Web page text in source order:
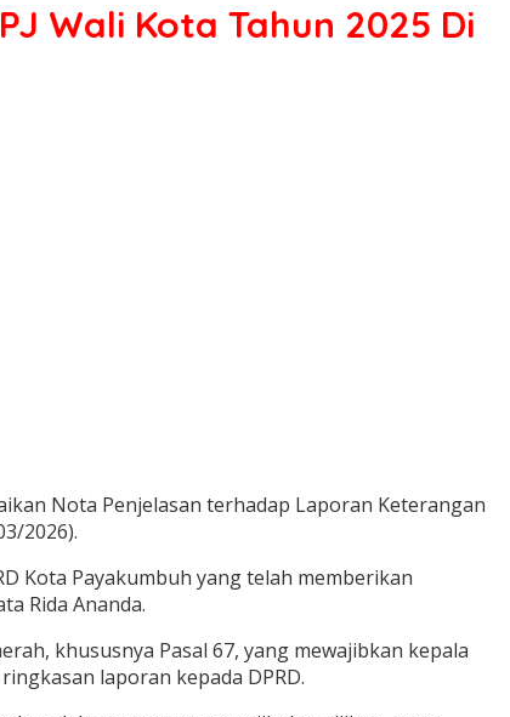
Wali Kota Tahun 2025 Di
Nota Penjelasan terhadap Laporan Keterangan
2026).
Kota Payakumbuh yang telah memberikan
Rida Ananda.
khususnya Pasal 67, yang mewajibkan kepala
laporan kepada DPRD.